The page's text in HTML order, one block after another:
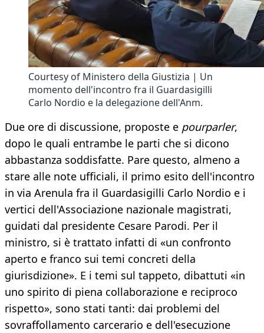
Courtesy of Ministero della Giustizia | Un
momento dell'incontro fra il Guardasigilli
Carlo Nordio e la delegazione dell'Anm.
Due ore di discussione, proposte e pourparler,
dopo le quali entrambe le parti che si dicono
abbastanza soddisfatte. Pare questo, almeno a
stare alle note ufficiali, il primo esito dell'incontro
in via Arenula fra il Guardasigilli Carlo Nordio e i
vertici dell'Associazione nazionale magistrati,
guidati dal presidente Cesare Parodi. Per il
ministro, si è trattato infatti di «un confronto
aperto e franco sui temi concreti della
giurisdizione». E i temi sul tappeto, dibattuti «in
uno spirito di piena collaborazione e reciproco
rispetto», sono stati tanti: dai problemi del
sovraffollamento carcerario e dell'esecuzione